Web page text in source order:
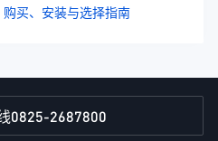
买、安装与选择指南
0825-2687800